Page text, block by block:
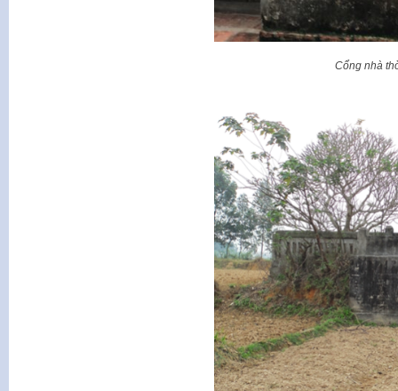
Cổng nhà